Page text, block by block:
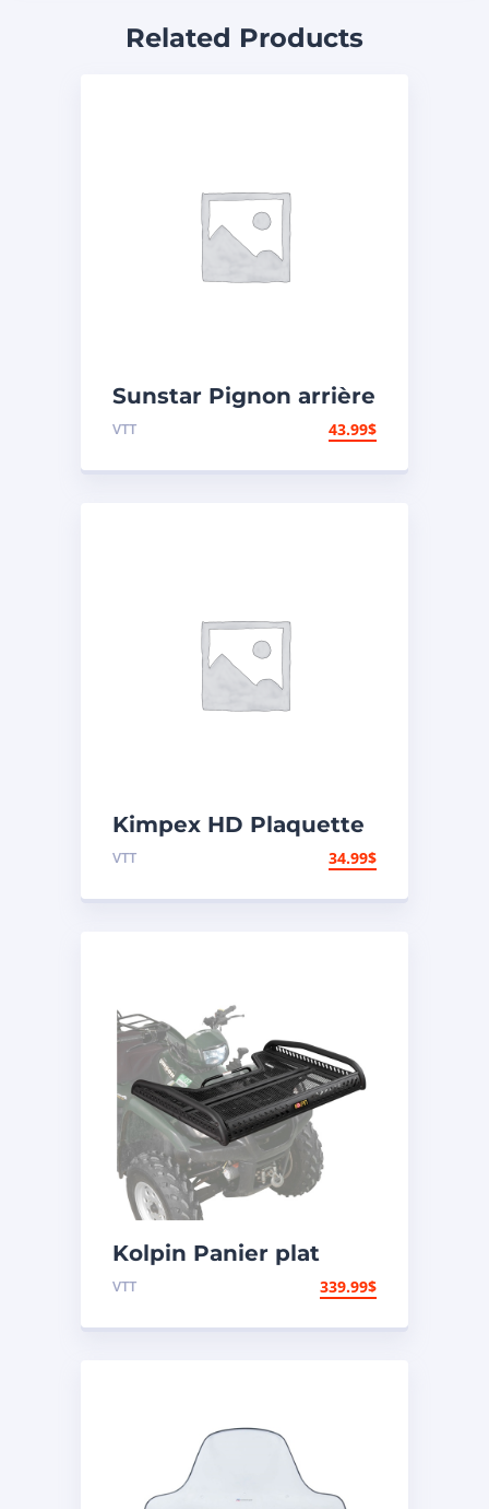
Related Products
Sunstar Pignon arrière
en acier 420 – Yamaha
VTT 43.99$
Kimpex HD Plaquette
de frein en métal
VTT 34.99$
Kolpin Panier plat
pliant
VTT 339.99$